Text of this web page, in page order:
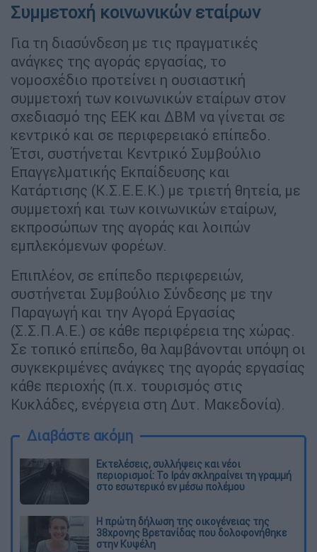
Συμμετοχή κοινωνικών εταίρων
Για τη διασύνδεση με τις πραγματικές
ανάγκες της αγοράς εργασίας, το
νομοσχέδιο προτείνει η ουσιαστική
συμμετοχή των κοινωνικών εταίρων στον
σχεδιασμό της ΕΕΚ και ΔΒΜ να γίνεται σε
κεντρικό και σε περιφερειακό επίπεδο.
Έτσι, συστήνεται Κεντρικό Συμβούλιο
Επαγγελματικής Εκπαίδευσης και
Κατάρτισης (Κ.Σ.Ε.Ε.Κ.) με τριετή θητεία, με
συμμετοχή και των κοινωνικών εταίρων,
εκπροσώπων της αγοράς και λοιπών
εμπλεκόμενων φορέων.
Επιπλέον, σε επίπεδο περιφερειών,
συστήνεται Συμβούλιο Σύνδεσης με την
Παραγωγή και την Αγορά Εργασίας
(Σ.Σ.Π.Α.Ε.) σε κάθε περιφέρεια της χώρας.
Σε τοπικό επίπεδο, θα λαμβάνονται υπόψη οι
συγκεκριμένες ανάγκες της αγοράς εργασίας
κάθε περιοχής (π.χ. τουρισμός στις
Κυκλάδες, ενέργεια στη Δυτ. Μακεδονία).
Διαβάστε ακόμη
Εκτελέσεις, συλλήψεις και νέοι
περιορισμοί: Το Ιράν σκληραίνει τη γραμμή
στο εσωτερικό εν μέσω πολέμου
Η πρώτη δήλωση της οικογένειας της
38χρονης Βρετανίδας που δολοφονήθηκε
στην Κυψέλη